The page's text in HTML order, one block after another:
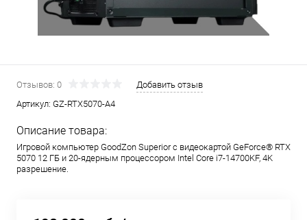
Отзывов: 0
Добавить отзыв
Артикул: GZ-RTX5070-A4
Описание товара:
Игровой компьютер GoodZon Superior с видеокартой GeForce® RTX
5070 12 ГБ и 20-ядерным процессором Intel Core i7-14700KF, 4K
разрешение.